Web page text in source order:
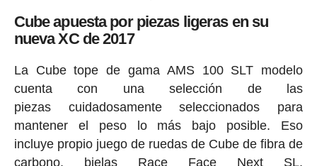
Cube apuesta por piezas ligeras en su
nueva XC de 2017
La Cube tope de gama AMS 100 SLT modelo
cuenta con una selección de las
piezas cuidadosamente seleccionados para
mantener el peso lo más bajo posible. Eso
incluye propio juego de ruedas de Cube de fibra de
carbono, bielas Race Face Next SL,